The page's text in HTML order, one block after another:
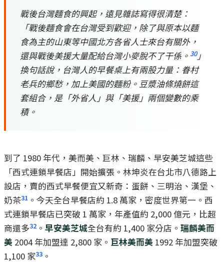
戰後台灣麵食的興起，遠見雜誌寫得很清楚：
「戰後麵食會在台灣受到歡迎，除了與原本以麵
食為主的山東等中國北方各省人士來台有關外，
還與戰後美援大量配給台灣小麥脫不了干係。 30」
換句話說，台灣人的早餐桌上有兩股力量：眷村
老兵的鄉愁，加上美國的麵粉。豆漿油條燒餅這
套組合，是「外省人」與「美援」兩個變數的乘
積。
到了 1980 年代，美而美、巨林、瑞麟、早安美芝城這些
「西式連鎖早餐店」開始擴張。林坤炎在台北市八德路上
設店，賣的西式早餐便宜又新奇：蛋餅、三明治、漢堡、
奶茶31 。今天全台早餐店約 1.8 萬家，密度世界第一。西
式連鎖早餐店已突破 1 萬家，年產值約 2,000 億元，比超
商還多32 。 早安美芝城全台有約 1,400 家分店。 瑞麟美而
美 2004 年加盟達 2,800 家。 巨林美而美 1992 年加盟突破
1,100 家33 。